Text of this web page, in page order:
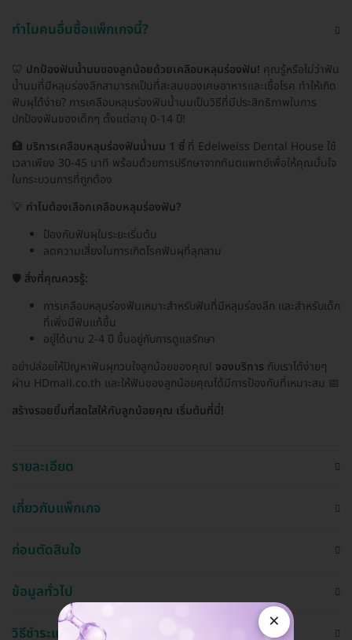
ทำไมคนอื่นซื้อแพ็กเกจนี้?
🦷 ปกป้องฟันน้ำนมของลูกน้อยด้วยเคลือบหลุมร่องฟัน! คุณรู้หรือไม่ว่าฟัน
น้ำนมที่มีหลุมร่องลึกสามารถเป็นที่สะสมของเศษอาหารและเชื้อโรค ทำให้เกิด
ฟันผุได้ง่าย? การเคลือบหลุมร่องฟันน้ำนมเป็นวิธีที่มีประสิทธิภาพในการ
ปกป้องฟันของเด็กๆ ตั้งแต่อายุ 0-14 ปี!
🏥 บริการเคลือบหลุมร่องฟันน้ำนม 1 ซี่ ที่ Edelweiss Dental House ใช้
เวลาเพียง 30-45 นาที พร้อมด้วยการปรึกษาจากทันตแพทย์เพื่อให้คุณมั่นใจ
ในกระบวนการที่ถูกต้อง
💡 ทำไมต้องเลือกเคลือบหลุมร่องฟัน?
ป้องกันฟันผุในระยะเริ่มต้น
ลดความเสี่ยงในการเกิดโรคฟันผุที่ลุกลาม
🛡️ สิ่งที่คุณควรรู้:
การเคลือบหลุมร่องฟันเหมาะสำหรับฟันที่มีหลุมร่องลึก และสำหรับเด็ก
ที่เพิ่งมีฟันแท้ขึ้น
อยู่ได้นาน 2-4 ปี ขึ้นอยู่กับการดูแลรักษา
อย่าปล่อยให้ปัญหาฟันผุกวนใจลูกน้อยของคุณ! จองบริการ กับเราได้ง่ายๆ
ผ่าน HDmall.co.th และให้ฟันของลูกน้อยคุณได้มีการป้องกันที่เหมาะสม 📅
สร้างรอยยิ้มที่สดใสให้กับลูกน้อยคุณ เริ่มต้นที่นี่!
รายละเอียด
เกี่ยวกับแพ็กเกจ
ก่อนตัดสินใจ
ข้อมูลทั่วไป
วิธีชำระและใช้งาน ×